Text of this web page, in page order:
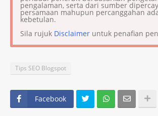
pengalaman, serta dari sumber
persamaan mahupun percanggahan
kebetulan.
Sila rujuk Disclaimer untuk penafian
Tips SEO Blogspot
Facebook